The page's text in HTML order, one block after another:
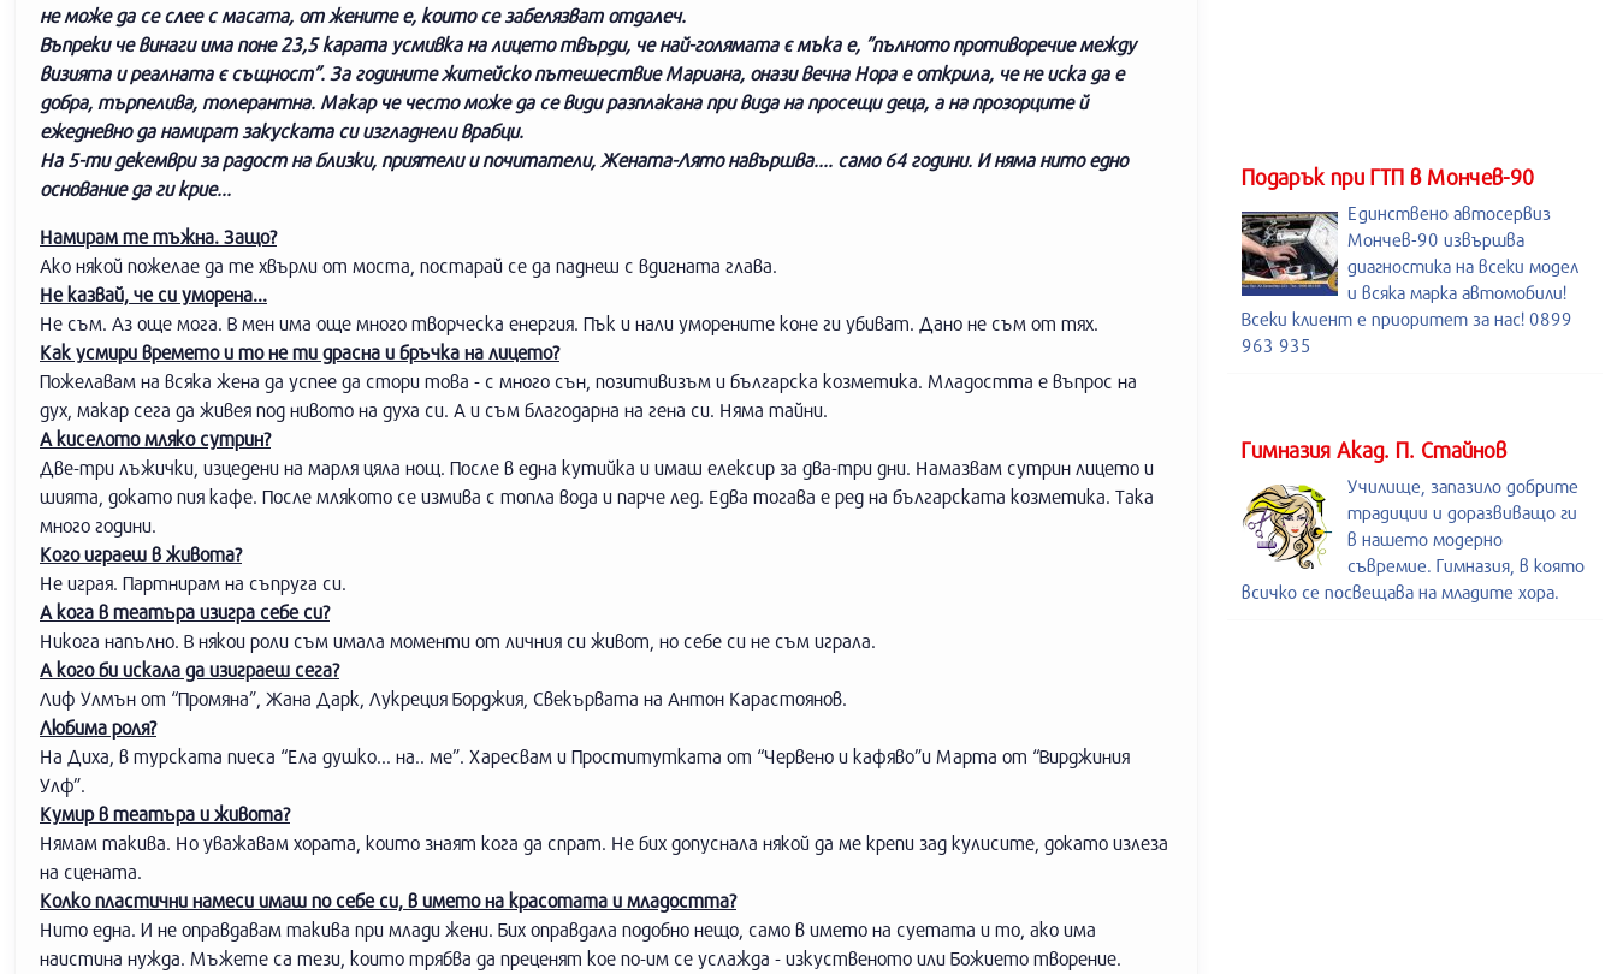
не може да се слее с масата, от жените е, които се забелязват отдалеч.
Въпреки че винаги има поне 23,5 карата усмивка на лицето твърди, че най-голямата є мъка е, ”пълното противоречие между
визията и реалната є същност”. За годините житейско пътешествие Мариана, онази вечна Нора е открила, че не иска да е
добра, търпелива, толерантна. Макар че често може да се види разплакана при вида на просещи деца, а на прозорците й
ежедневно да намират закуската си изгладнели врабци.
На 5-ти декември за радост на близки, приятели и почитатели, Жената-Лято навършва.... само 64 години. И няма нито едно
основание да ги крие...
Намирам те тъжна. Защо?
Ако някой пожелае да те хвърли от моста, постарай се да паднеш с вдигната глава.
Не казвай, че си уморена...
Не съм. Аз още мога. В мен има още много творческа енергия. Пък и нали уморените коне ги убиват. Дано не съм от тях.
Как усмири времето и то не ти драсна и бръчка на лицето?
Пожелавам на всяка жена да успее да стори това - с много сън, позитивизъм и българска козметика. Младостта е въпрос на
дух, макар сега да живея под нивото на духа си. А и съм благодарна на гена си. Няма тайни.
А киселото мляко сутрин?
Две-три лъжички, изцедени на марля цяла нощ. После в една кутийка и имаш елексир за два-три дни. Намазвам сутрин лицето и
шията, докато пия кафе. После млякото се измива с топла вода и парче лед. Едва тогава е ред на българската козметика. Така
много години.
Кого играеш в живота?
Не играя. Партнирам на съпруга си.
А кога в театъра изигра себе си?
Никога напълно. В някои роли съм имала моменти от личния си живот, но себе си не съм играла.
А кого би искала да изиграеш сега?
Лиф Улмън от “Промяна”, Жана Дарк, Лукреция Борджия, Свекървата на Антон Карастоянов.
Любима роля?
На Диха, в турската пиеса “Ела душко... на.. ме”. Харесвам и Проститутката от “Червено и кафяво”и Марта от “Вирджиния
Улф”.
Кумир в театъра и живота?
Нямам такива. Но уважавам хората, които знаят кога да спрат. Не бих допуснала някой да ме крепи зад кулисите, докато излеза
на сцената.
Колко пластични намеси имаш по себе си, в името на красотата и младостта?
Нито една. И не оправдавам такива при млади жени. Бих оправдала подобно нещо, само в името на суетата и то, ако има
наистина нужда. Мъжете са тези, които трябва да преценят кое по-им се услажда - изкуственото или Божието творение.
Подарък при ГТП в Мончев-90
Единствено автосервиз
Мончев-90 извършва
диагностика на всеки модел
и всяка марка автомобили!
Всеки клиент е приоритет за нас! 0899
963 935
Гимназия Акад. П. Стайнов
Училище, запазило добрите
традиции и доразвиващо ги
в нашето модерно
съвремие. Гимназия, в която
всичко се посвещава на младите хора.